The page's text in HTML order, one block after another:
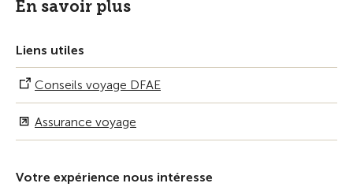
En savoir plus
Liens utiles
Conseils voyage DFAE
Assurance voyage
Votre expérience nous intéresse